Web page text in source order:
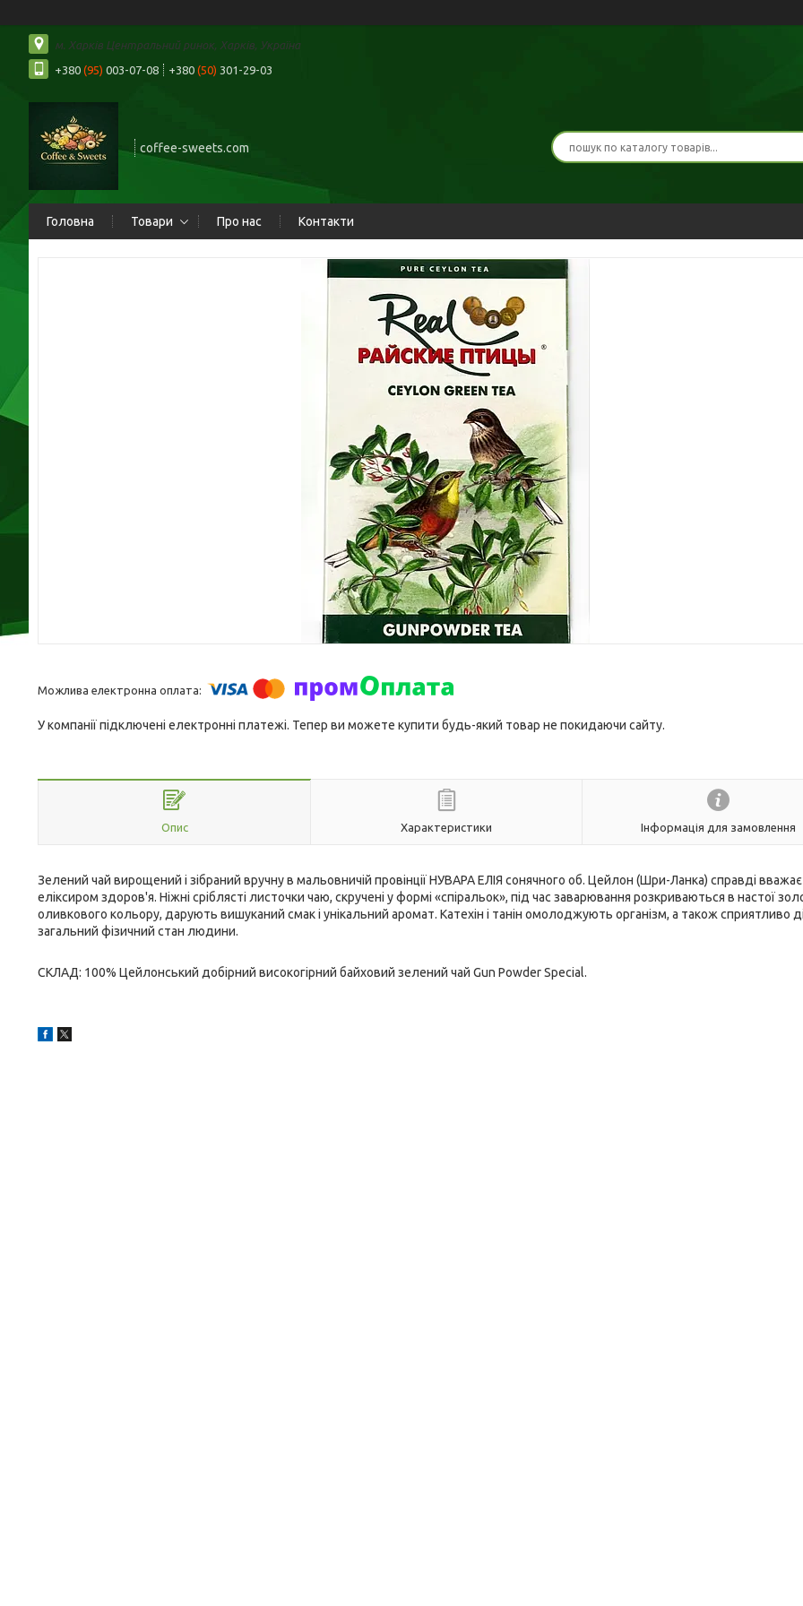
м. Харків Центральний ринок, Харків, Україна
+380 (95) 003-07-08 +380 (50) 301-29-03
coffee-sweets.com
Головна Товари Про нас Контакти
У компанії підключені електронні платежі. Тепер ви можете купити будь-який товар не покидаючи сайту.
Опис Характеристики Інформація для замовлення
Зелений чай вирощений і зібраний вручну в мальовничій провінції НУВАРА ЕЛІЯ сонячного об. Цейлон (Шри-Ланка) справді
еліксиром здоров'я. Ніжні сріблясті листочки чаю, скручені у формі «спіральок», під час заварювання розкриваються в настої
оливкового кольору, дарують вишуканий смак і унікальний аромат. Катехін і танін омолоджують організм, а також сприятливо
загальний фізичний стан людини.
СКЛАД: 100% Цейлонський добірний високогірний байховий зелений чай Gun Powder Special.